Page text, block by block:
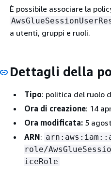
È possibile associare la
a utenti, gruppi e ruoli.
Dettagli della
Tipo: politica del ruolo
Ora di creazione: 14
Ora modificata: 5
ARN:
role/
iceRole